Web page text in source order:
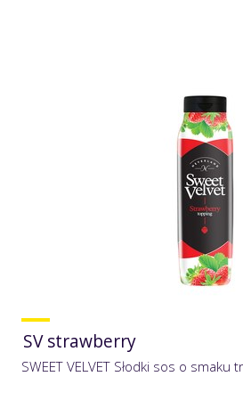
SV strawberry
SWEET VELVET Słodki sos o smaku